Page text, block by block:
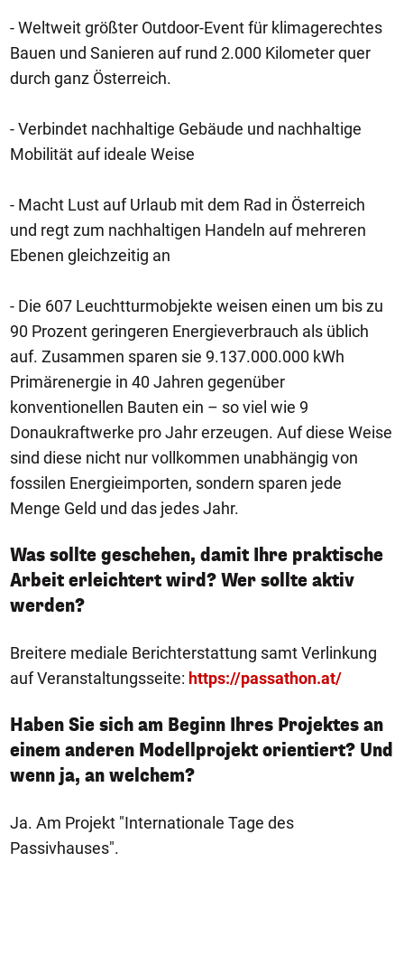
- Weltweit größter Outdoor-Event für klimagerechtes
Bauen und Sanieren auf rund 2.000 Kilometer quer
durch ganz Österreich.
- Verbindet nachhaltige Gebäude und nachhaltige
Mobilität auf ideale Weise
- Macht Lust auf Urlaub mit dem Rad in Österreich
und regt zum nachhaltigen Handeln auf mehreren
Ebenen gleichzeitig an
- Die 607 Leuchtturmobjekte weisen einen um bis zu
90 Prozent geringeren Energieverbrauch als üblich
auf. Zusammen sparen sie 9.137.000.000 kWh
Primärenergie in 40 Jahren gegenüber
konventionellen Bauten ein – so viel wie 9
Donaukraftwerke pro Jahr erzeugen. Auf diese Weise
sind diese nicht nur vollkommen unabhängig von
fossilen Energieimporten, sondern sparen jede
Menge Geld und das jedes Jahr.
Was sollte geschehen, damit Ihre praktische
Arbeit erleichtert wird? Wer sollte aktiv
werden?
Breitere mediale Berichterstattung samt Verlinkung
auf Veranstaltungsseite: https://passathon.at/
Haben Sie sich am Beginn Ihres Projektes an
einem anderen Modellprojekt orientiert? Und
wenn ja, an welchem?
Ja. Am Projekt "Internationale Tage des
Passivhauses".